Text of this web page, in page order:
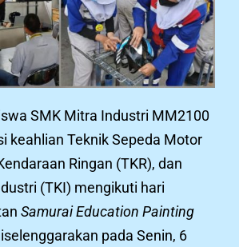
SMK Mitra Industri MM2100
keahlian Teknik Sepeda Motor
Ringan (TKR), dan
(TKI) mengikuti hari
Samurai Education Painting
pada Senin, 6